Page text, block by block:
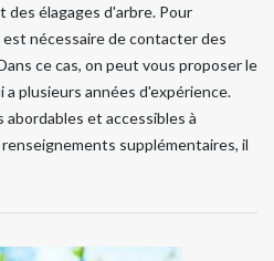
des élagages d'arbre. Pour
nécessaire de contacter des
ce cas, on peut vous proposer le
a plusieurs années d'expérience.
et accessibles à
supplémentaires, il